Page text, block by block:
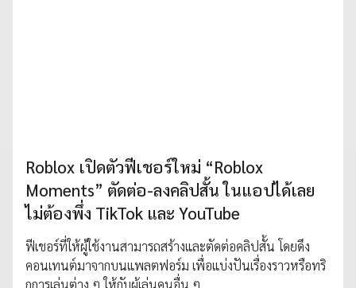
Roblox เปิดตัวฟีเชอร์ใหม่ “Roblox
Moments” ตัดต่อ-ลงคลิปสั้น ในแอปได้เลย
ไม่ต้องพึ่ง TikTok และ YouTube
ฟีเชอร์ที่ให้ผู้ใช้งานสามารถสร้างและตัดต่อคลิปสั้น โดยดึง
คอนเทนต์มาจากบนแพลตฟอร์ม เพื่อแบ่งปันเรื่องราวหรือทริ
กการเล่นต่าง ๆ ให้กับผู้เล่นคนอื่น ๆ